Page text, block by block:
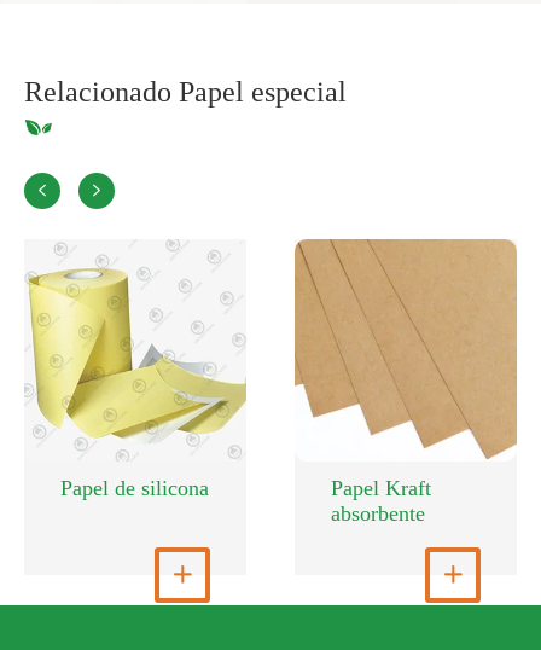
Relacionado Papel especial
 
Papel de silicona
Ver más

Papel Kraft
absorbente
Ver más
